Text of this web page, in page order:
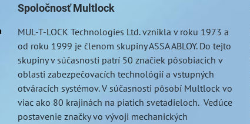
Spoločnosť Multlock
MUL-T-LOCK Technologies Ltd. vznikla v roku 1973 a
od roku 1999 je členom skupiny ASSA ABLOY. Do tejto
skupiny v súčasnosti patrí 50 značiek pôsobiacich v
oblasti zabezpečovacích technológií a vstupných
otváracích systémov. V súčasnosti pôsobí Multlock vo
viac ako 80 krajinách na piatich svetadieloch. Vedúce
postavenie značky vo vývoji mechanických